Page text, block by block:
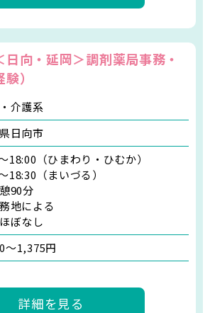
日向・延岡＞調剤薬局事務・
）
介護系
日向市
18:00（ひまわり・ひむか）
18:30（まいづる）
90分
地による
ぼなし
〜1,375円
詳細を見る